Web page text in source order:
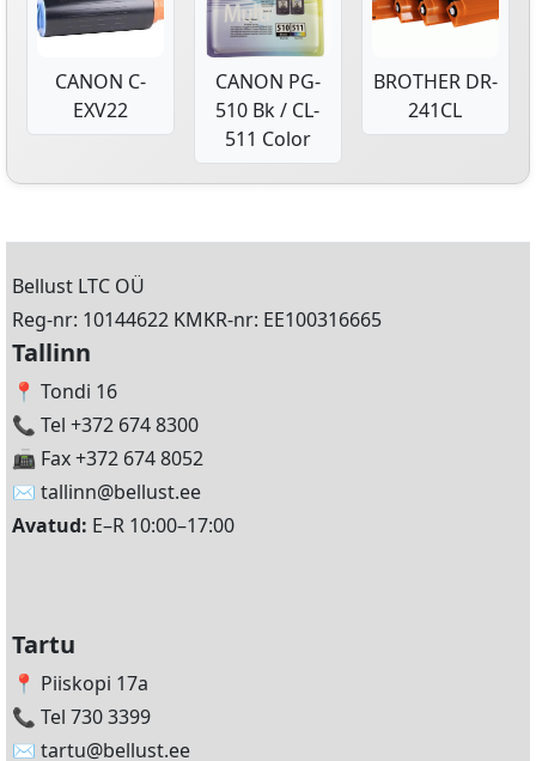
CANON C-
EXV22
CANON PG-
510 Bk / CL-
511 Color
BROTHER DR-
241CL
Bellust LTC OÜ
Reg-nr: 10144622 KMKR-nr: EE100316665
Tallinn
📍 Tondi 16
📞 Tel +372 674 8300
📠 Fax +372 674 8052
✉️ tallinn@bellust.ee
Avatud: E–R 10:00–17:00
Tartu
📍 Piiskopi 17a
📞 Tel 730 3399
✉️ tartu@bellust.ee